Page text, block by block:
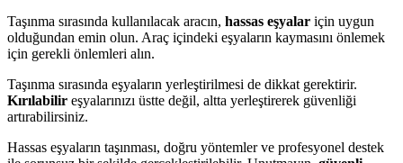
Taşınma sırasında kullanılacak aracın, hassas eşyalar için uygun
olduğundan emin olun. Araç içindeki eşyaların kaymasını önlemek
için gerekli önlemleri alın.
Taşınma sırasında eşyaların yerleştirilmesi de dikkat gerektirir.
Kırılabilir eşyalarınızı üstte değil, altta yerleştirerek güvenliği
artırabilirsiniz.
Hassas eşyaların taşınması, doğru yöntemler ve profesyonel destek